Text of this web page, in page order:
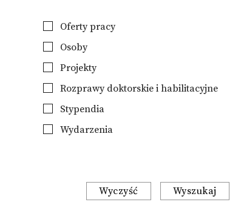
Oferty pracy
Osoby
Projekty
Rozprawy doktorskie i habilitacyjne
Stypendia
Wydarzenia
Wyczyść Wyszukaj